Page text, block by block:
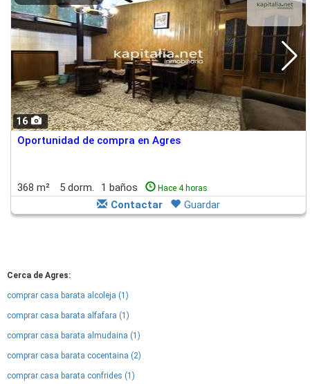
16
Oportunidad de compra en Agres
368 m² 5 dorm. 1 baños Hace 4 horas
Contactar Guardar
Cerca de Agres:
comprar casa barata alcoleja (1)
comprar casa barata alfafara (1)
comprar casa barata almudaina (1)
comprar casa barata cocentaina (2)
comprar casa barata confrides (1)